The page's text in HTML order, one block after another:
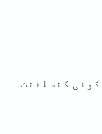
کنسلٹنٹ